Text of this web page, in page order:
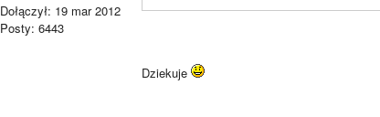
Dołączył: 19 mar 2012
Posty: 6443
Dziekuje